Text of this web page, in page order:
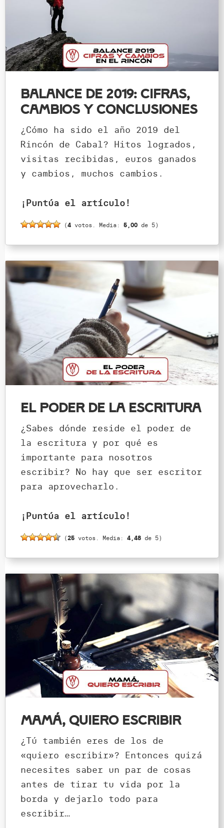
Balance de 2019: cifras,
cambios y conclusiones
¿Cómo ha sido el año 2019 del
Rincón de Cabal? Hitos logrados,
visitas recibidas, euros ganados
y cambios, muchos cambios.
¡Puntúa el artículo!
(4 votos. Media: 5,00 de 5)
El poder de la escritura
¿Sabes dónde reside el poder de
la escritura y por qué es
importante para nosotros
escribir? No hay que ser escritor
para aprovecharlo.
¡Puntúa el artículo!
(25 votos. Media: 4,48 de 5)
Mamá, quiero escribir
¿Tú también eres de los de
«quiero escribir»? Entonces quizá
necesites saber un par de cosas
antes de tirar tu vida por la
borda y dejarlo todo para
escribir…